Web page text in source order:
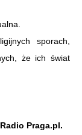
sporach,
że ich świat
Praga.pl.